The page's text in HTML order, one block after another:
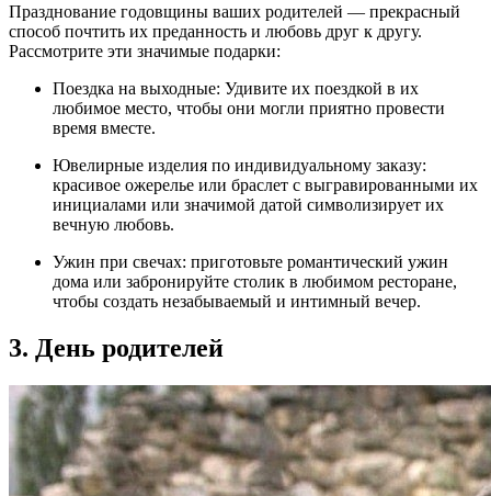
Празднование годовщины ваших родителей — прекрасный
способ почтить их преданность и любовь друг к другу.
Рассмотрите эти значимые подарки:
Поездка на выходные: Удивите их поездкой в ​​их
любимое место, чтобы они могли приятно провести
время вместе.
Ювелирные изделия по индивидуальному заказу:
красивое ожерелье или браслет с выгравированными их
инициалами или значимой датой символизирует их
вечную любовь.
Ужин при свечах: приготовьте романтический ужин
дома или забронируйте столик в любимом ресторане,
чтобы создать незабываемый и интимный вечер.
3. День родителей